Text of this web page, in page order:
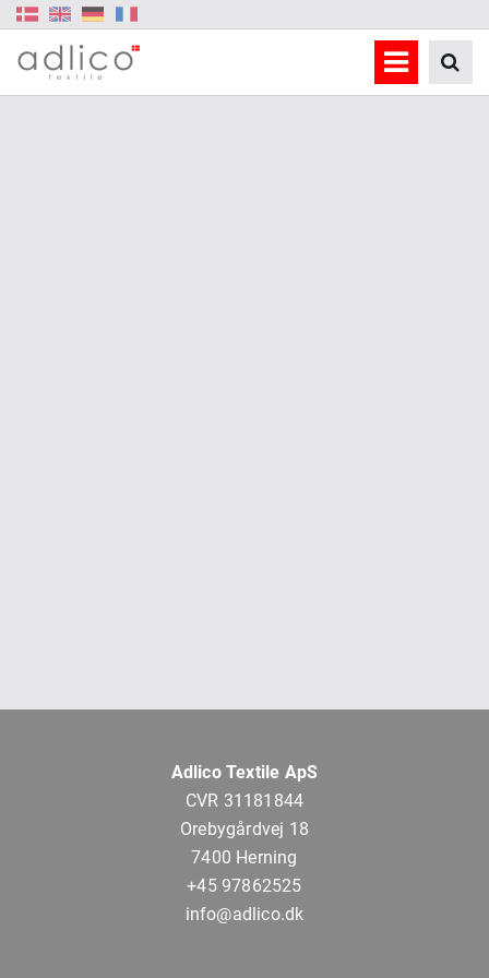
Adlico Textile ApS
CVR 31181844
Orebygårdvej 18
7400 Herning
+45 97862525
info@adlico.dk